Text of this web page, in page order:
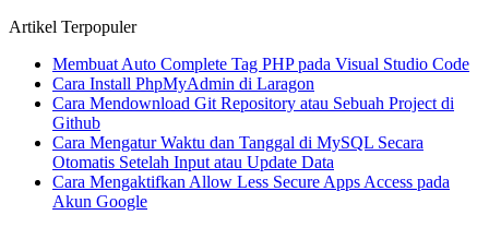
Artikel Terpopuler
Membuat Auto Complete Tag PHP pada Visual Studio Code
Cara Install PhpMyAdmin di Laragon
Cara Mendownload Git Repository atau Sebuah Project di
Github
Cara Mengatur Waktu dan Tanggal di MySQL Secara
Otomatis Setelah Input atau Update Data
Cara Mengaktifkan Allow Less Secure Apps Access pada
Akun Google